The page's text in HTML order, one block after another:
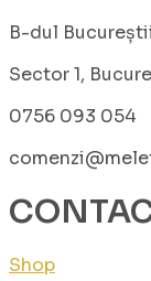
B-dul
Sector 1,
0756 093 054
Shop